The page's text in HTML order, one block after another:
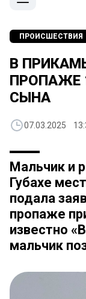
ПРОИСШЕСТВИЯ
В
ПРОПАЖЕ
СЫНА
07.03.2025
Мальчик и
Губахе
подала
пропаже
известно
мальчик